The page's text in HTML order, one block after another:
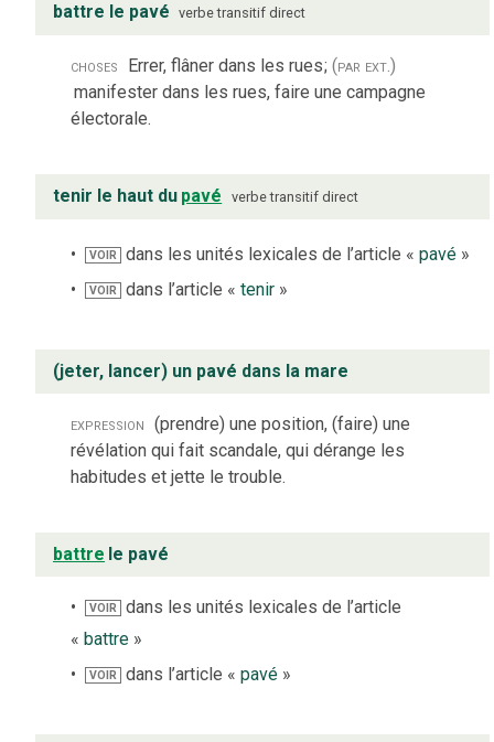
battre le pavé verbe transitif direct
choses Errer, flâner dans les rues; (par ext.)
manifester dans les rues, faire une campagne
électorale.
tenir le haut du pavé verbe transitif direct
VOIR dans les unités lexicales de l’article «pavé »
VOIR dans l’article «tenir »
(jeter, lancer) un pavé dans la mare
expression (prendre) une position, (faire) une
révélation qui fait scandale, qui dérange les
habitudes et jette le trouble.
battre le pavé
VOIR
dans les unités lexicales de l’article
« battre »
VOIR dans l’article «pavé »